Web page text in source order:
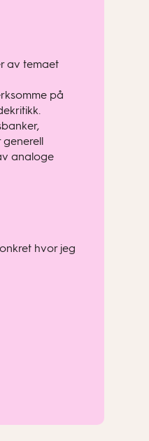
av temaet
på
generell
analoge
hvor jeg